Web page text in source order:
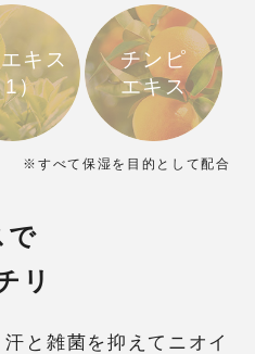
キス
1）
チンピ
エキス
※すべて保湿を目的として配合
で
リ
と雑菌を抑えてニオイ